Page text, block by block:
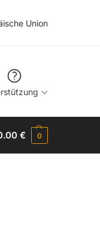
Union
€ 0